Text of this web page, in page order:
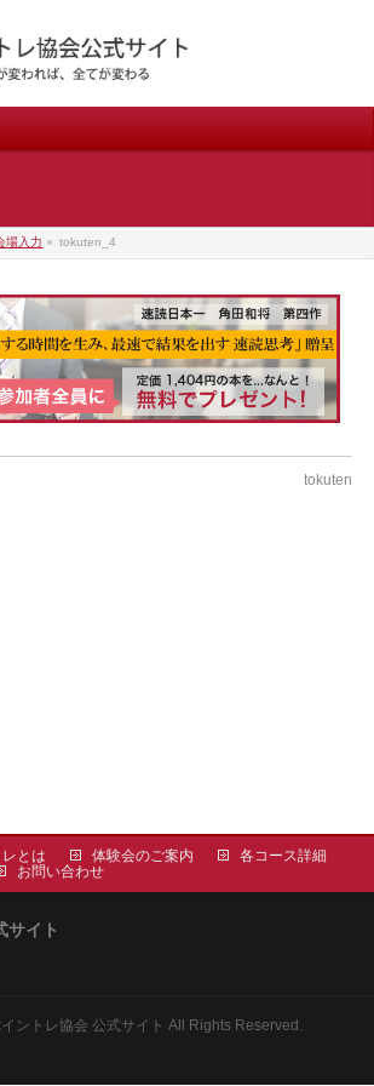
場入力 » tokuten_4
tokuten
とは 体験会のご案内
各コース詳細
お問い合わせ
サイト
イントレ協会 公式サイト All Rights Reserved.